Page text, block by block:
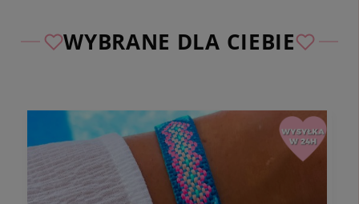
ŻÓŁW MUSZELKI SZNUREK KOLOR
NIEBIESKI
niebieski, biały, srebrny
akryl, żyłka, sznurek
regulacja:węzeł przesuwny, żyłka
WYBRANE DLA CIEBIE